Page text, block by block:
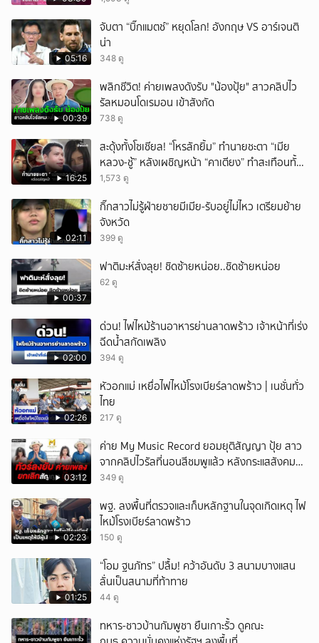
05:16
จับตา “บิ๊กแมตช์” หยุดโลก! อังกฤษ VS อาร์เจนติ
น่า
348 ดู
00:39
พลิกชีวิต! ค่ายเพลงดังรับ "น้องปุ้ย" สาวคลิปไว
รัลหมอนโดเรมอน เข้าสังกัด
738 ดู
16:25
สะดุ้งทั้งโซเชียล! “โหรลักยิ้ม” ทำนายชะตา “เมีย
หลวง-ชู้” หลังเผชิญหน้า “คาเตียง” ทำสะเทือนทั้ง
ประเทศ
1,573 ดู
02:11
กิ๊กสาวไม่รู้ฝ่ายชายมีเมีย-รับอยู่ไม่ไหว เตรียมย้าย
จังหวัด
399 ดู
00:37
ฟาติมะห์สั่งลุย! ชิดซ้ายหน่อย..ชิดซ้ายหน่อย
62 ดู
02:00
ด่วน! ไฟไหม้ร้านอาหารย่านลาดพร้าว เจ้าหน้าที่เร่ง
ฉีดน้ำสกัดเพลิง
394 ดู
02:26
หัวอกแม่ เหยื่อไฟไหม้โรงเบียร์ลาดพร้าว | เนชั่นทั่ว
ไทย
217 ดู
03:12
ค่าย My Music Record ยอมยุติสัญญา ปุ้ย สาว
จากคลิปไวรัลที่นอนสีชมพูแล้ว หลังกระแสสังคม
และคนในวงการวิจารณ์เรื่องความเหมาะสม
349 ดู
02:23
พฐ. ลงพื้นที่ตรวจและเก็บหลักฐานในจุดเกิดเหตุ ไฟ
ไหม้โรงเบียร์ลาดพร้าว
150 ดู
01:25
“โอม ฐนภัทร” ปลื้ม! คว้าอันดับ 3 สนามบางแสน
ลั่นเป็นสนามที่ท้าทาย
44 ดู
ทหาร-ชาวบ้านกัมพูชา ยืนเกาะรั้ว ดูคณะ